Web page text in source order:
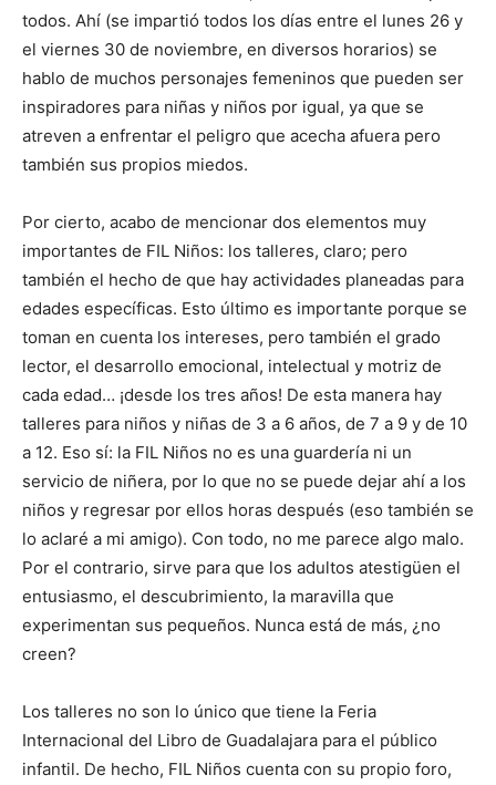
todos. Ahí (se impartió todos los días entre el lunes 26 y
el viernes 30 de noviembre, en diversos horarios) se
hablo de muchos personajes femeninos que pueden ser
inspiradores para niñas y niños por igual, ya que se
atreven a enfrentar el peligro que acecha afuera pero
también sus propios miedos.
Por cierto, acabo de mencionar dos elementos muy
importantes de FIL Niños: los talleres, claro; pero
también el hecho de que hay actividades planeadas para
edades específicas. Esto último es importante porque se
toman en cuenta los intereses, pero también el grado
lector, el desarrollo emocional, intelectual y motriz de
cada edad… ¡desde los tres años! De esta manera hay
talleres para niños y niñas de 3 a 6 años, de 7 a 9 y de 10
a 12. Eso sí: la FIL Niños no es una guardería ni un
servicio de niñera, por lo que no se puede dejar ahí a los
niños y regresar por ellos horas después (eso también se
lo aclaré a mi amigo). Con todo, no me parece algo malo.
Por el contrario, sirve para que los adultos atestigüen el
entusiasmo, el descubrimiento, la maravilla que
experimentan sus pequeños. Nunca está de más, ¿no
creen?
Los talleres no son lo único que tiene la Feria
Internacional del Libro de Guadalajara para el público
infantil. De hecho, FIL Niños cuenta con su propio foro,